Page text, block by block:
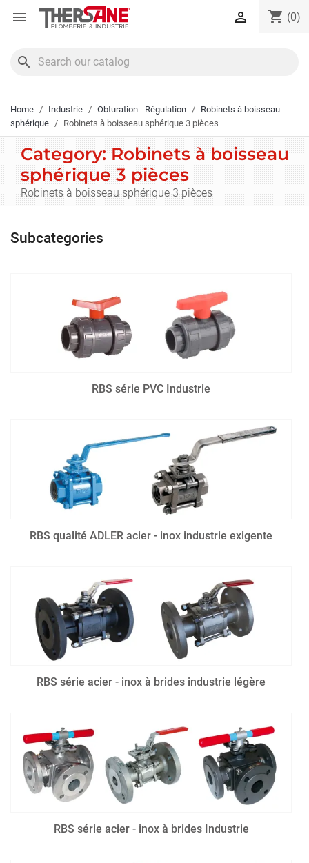
Cookies management panel
 shopping_cart (0)

search
Home Industrie Obturation - Régulation
Robinets à boisseau
sphérique
Robinets à boisseau sphérique 3 pièces
Category: Robinets à boisseau
sphérique 3 pièces
Robinets à boisseau sphérique 3 pièces
Subcategories
RBS série PVC Industrie
RBS qualité ADLER acier - inox industrie exigente
RBS série acier - inox à brides industrie légère
RBS série acier - inox à brides Industrie